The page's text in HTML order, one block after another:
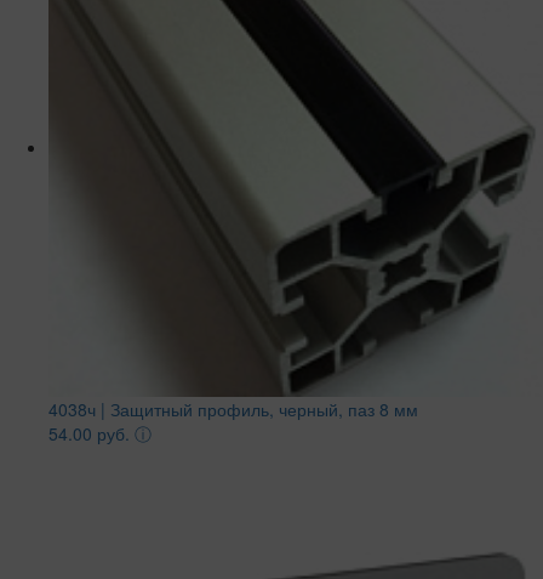
4038ч | Защитный профиль, черный, паз 8 мм
54.00 руб. ⓘ